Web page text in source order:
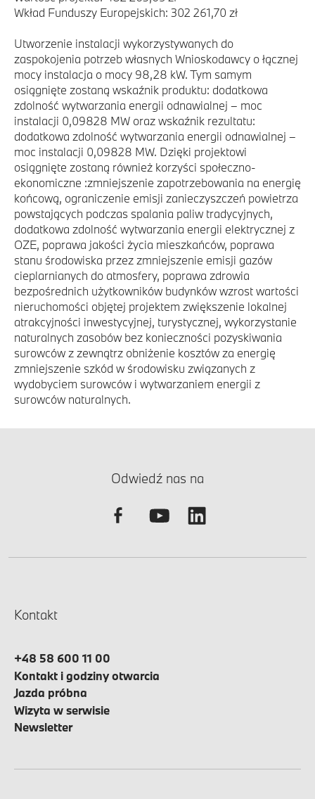
Wkład Funduszy Europejskich: 302 261,70 zł
Utworzenie instalacji wykorzystywanych do
zaspokojenia potrzeb własnych Wnioskodawcy o łącznej
mocy instalacja o mocy 98,28 kW. Tym samym
osiągnięte zostaną wskaźnik produktu: dodatkowa
zdolność wytwarzania energii odnawialnej – moc
instalacji 0,09828 MW oraz wskaźnik rezultatu:
dodatkowa zdolność wytwarzania energii odnawialnej –
moc instalacji 0,09828 MW. Dzięki projektowi
osiągnięte zostaną również korzyści społeczno-
ekonomiczne :zmniejszenie zapotrzebowania na energię
końcową, ograniczenie emisji zanieczyszczeń powietrza
powstających podczas spalania paliw tradycyjnych,
dodatkowa zdolność wytwarzania energii elektrycznej z
OZE, poprawa jakości życia mieszkańców, poprawa
stanu środowiska przez zmniejszenie emisji gazów
cieplarnianych do atmosfery, poprawa zdrowia
bezpośrednich użytkowników budynków wzrost wartości
nieruchomości objętej projektem zwiększenie lokalnej
atrakcyjności inwestycyjnej, turystycznej, wykorzystanie
naturalnych zasobów bez konieczności pozyskiwania
surowców z zewnątrz obniżenie kosztów za energię
zmniejszenie szkód w środowisku związanych z
wydobyciem surowców i wytwarzaniem energii z
surowców naturalnych.
Odwiedź nas na
Kontakt
+48 58 600 11 00
Kontakt i godziny otwarcia
Jazda próbna
Wizyta w serwisie
Newsletter